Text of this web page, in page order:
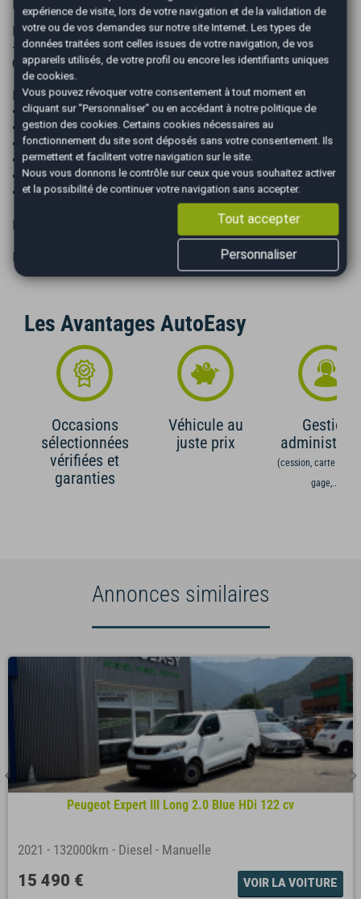
Equipements sous réserve des équipements de série.
-Prix du véhicule hors frais de mise à la route à partir de
690 euros et certificat d’immatriculation (taxe carte grise).
Pack Easy Sécurité : 690 €
• Nettoyage par nos soins
• 1/4 carburant
• 6 mois de garantie
• Frais de Gestion
• mise en mains
• Contrôle des niveaux et pression pneumatique
FRAX valable jusqu'en 11/2029.
IDEM : FRIG FRIGORIFIQUE REFRIGERE FROID FRIGO
Les Avantages AutoEasy
Occasions
sélectionnées
vérifiées et
garanties
Véhicule au
juste prix
Gestion
(cession, carte grise,
gage,...)
Annonces similaires
Peugeot Expert III Long 2.0 Blue HDi 122 cv
2021 - 132000km - Diesel - Manuelle
15 490 € VOIR LA VOITURE
expérience de visite, lors de votre navigation et de la validation de
votre ou de vos demandes sur notre site Internet. Les types de
données traitées sont celles issues de votre navigation, de vos
appareils utilisés, de votre profil ou encore les identifiants uniques
de cookies.
Vous pouvez révoquer votre consentement à tout moment en
cliquant sur "Personnaliser" ou en accédant à notre politique de
gestion des cookies. Certains cookies nécessaires au
fonctionnement du site sont déposés sans votre consentement. Ils
permettent et facilitent votre navigation sur le site.
Nous vous donnons le contrôle sur ceux que vous souhaitez activer
et la possibilité de continuer votre navigation sans accepter.
Tout accepter
Personnaliser